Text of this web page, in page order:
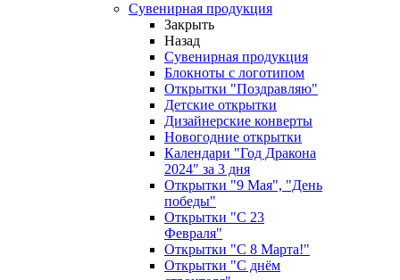
Сувенирная продукция
Закрыть
Назад
Сувенирная продукция
Блокноты с логотипом
Открытки "Поздравляю"
Детские открытки
Дизайнерские конверты
Новогодние открытки
Календари "Год Дракона
2024" за 3 дня
Открытки "9 Мая", "День
победы"
Открытки "С 23
Февраля"
Открытки "С 8 Марта!"
Открытки "С днём